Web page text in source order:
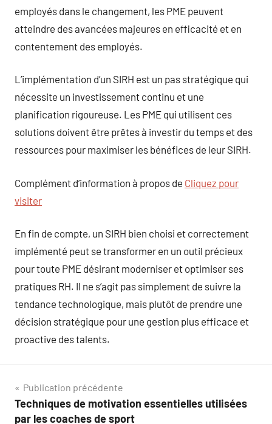
employés dans le changement, les PME peuvent
atteindre des avancées majeures en efficacité et en
contentement des employés.
L’implémentation d’un SIRH est un pas stratégique qui
nécessite un investissement continu et une
planification rigoureuse. Les PME qui utilisent ces
solutions doivent être prêtes à investir du temps et des
ressources pour maximiser les bénéfices de leur SIRH.
Complément d’information à propos de Cliquez pour
visiter
En fin de compte, un SIRH bien choisi et correctement
implémenté peut se transformer en un outil précieux
pour toute PME désirant moderniser et optimiser ses
pratiques RH. Il ne s’agit pas simplement de suivre la
tendance technologique, mais plutôt de prendre une
décision stratégique pour une gestion plus efficace et
proactive des talents.
Navigation
de
Publication précédente
Techniques de motivation essentielles utilisées
par les coaches de sport